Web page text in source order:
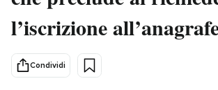
Cultura
Sport
Europa
Altrecose
l’iscrizione
Condividi